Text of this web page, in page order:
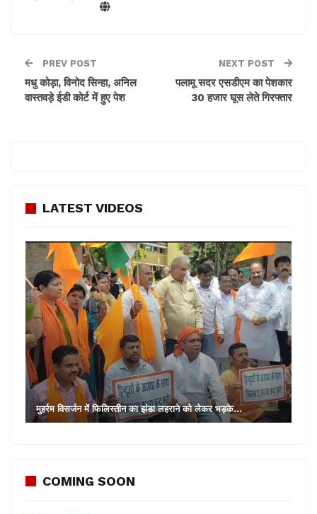
PREV POST
मधु कोड़ा, विनोद सिन्हा, अनिल
वास्तवड़े ईडी कोर्ट में हुए पेश
NEXT POST
पलामू सदर एसडीएम का पेशकार
30 हजार घूस लेते गिरफ्तार
LATEST VIDEOS
मुहर्रम विसर्जन में फिलिस्तीन का झंडा लहराने को लेकर भड़के…
COMING SOON